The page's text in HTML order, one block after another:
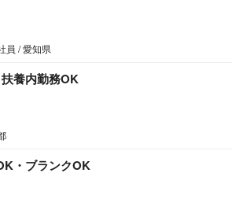
員 / 愛知県
養内勤務OK
・ブランクOK